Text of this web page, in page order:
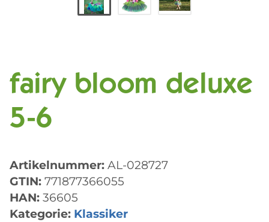
fairy bloom deluxe
5-6
Artikelnummer: AL-028727
GTIN: 771877366055
HAN: 36605
Kategorie: Klassiker